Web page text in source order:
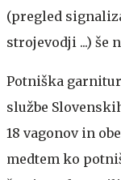
(pregled
strojevodji ...) še
Potniška
službe
18 vagonov in
medtem ko